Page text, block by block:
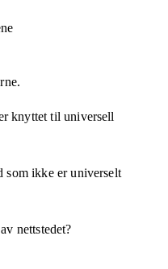
knyttet til universell
som ikke er universelt
nettstedet?